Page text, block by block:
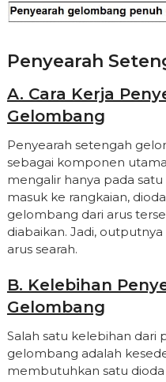
Penyearah
A. Cara Kerja
Gelombang
Penyearah setengah
sebagai komponen
mengalir hanya pada
masuk ke rangkaian,
gelombang dari arus
diabaikan. Jadi,
arus searah.
B. Kelebihan
Gelombang
Salah satu kelebihan dari
gelombang adalah
membutuhkan satu